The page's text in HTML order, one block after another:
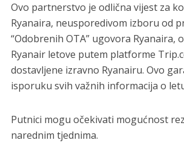
Ovo partnerstvo je odlična vijest za
Ryanaira, neusporedivom izboru od
“Odobrenih OTA” ugovora
Ryanair letove putem platforme
dostavljene izravno Ryanairu. Ovo
isporuku svih važnih informacija o
Putnici mogu očekivati mogućnost
narednim tjednima.